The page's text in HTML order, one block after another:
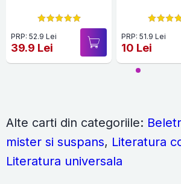
PRP: 52.9 Lei
39.9 Lei
PRP: 51.9 Lei
10 Lei
Alte carti din categoriile:
mister si suspans, Literatura
Literatura universala